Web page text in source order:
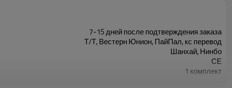
7-15 дней после подтверждения заказа
Т/Т, Вестерн Юнион, ПайПал, кс перевод
Шанхай, Нинбо
СЕ
1 комплект